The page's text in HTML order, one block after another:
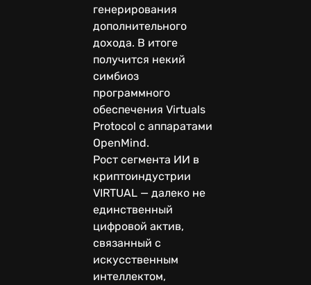
генерирования
дополнительного
дохода. В итоге
получится некий
симбиоз
программного
обеспечения Virtuals
Protocol с аппаратами
OpenMind.
Рост сегмента ИИ в
криптоиндустрии
VIRTUAL — далеко не
единственный
цифровой актив,
связанный с
искусственным
интеллектом,